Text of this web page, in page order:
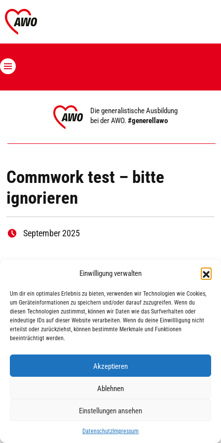
Einwilligung verwalten
Um dir ein optimales Erlebnis zu bieten, verwenden wir Technologien wie Cookies,
um Geräteinformationen zu speichern und/oder darauf zuzugreifen. Wenn du
diesen Technologien zustimmst, können wir Daten wie das Surfverhalten oder
eindeutige IDs auf dieser Website verarbeiten. Wenn du deine Einwillligung nicht
erteilst oder zurückziehst, können bestimmte Merkmale und Funktionen
beeinträchtigt werden.
Akzeptieren
Ablehnen
Einstellungen ansehen
DatenschutzImpressum
Die generalistische Ausbildung
bei der AWO.#generellawo
Commwork test – bitte
ignorieren
September 2025
Impressum | Datenschutz | © 2025 AWO Ausbildung